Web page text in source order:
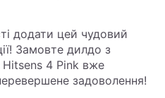
додати цей чудовий
Замовте дилдо з
4 Pink вже
задоволення!